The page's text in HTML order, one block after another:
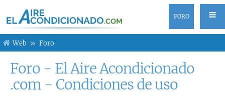
FORO
Web Foro
Foro - El Aire Acondicionado
.com - Condiciones de uso